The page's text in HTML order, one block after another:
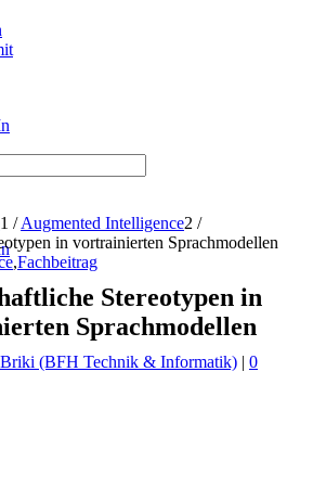
1 / Augmented Intelligence2 /
in vortrainierten Sprachmodellen
,Fachbeitrag
Stereotypen in
Sprachmodellen
(BFH Technik & Informatik) | 0